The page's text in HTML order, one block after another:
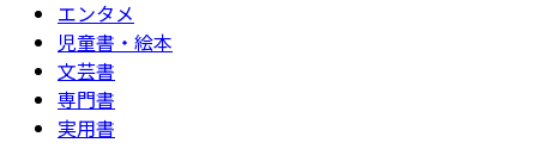
エンタメ
児童書・絵本
文芸書
専門書
実用書